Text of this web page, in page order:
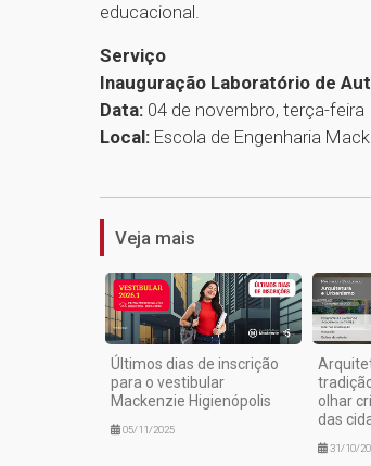
educacional.
Serviço
Inauguração Laboratório de
Data: 04 de novembro, terça-feira
Local: Escola de Engenharia
Veja mais
Últimos dias de inscrição
para o vestibular
Mackenzie Higienópolis
05/11/2025
olhar
das
31/10/